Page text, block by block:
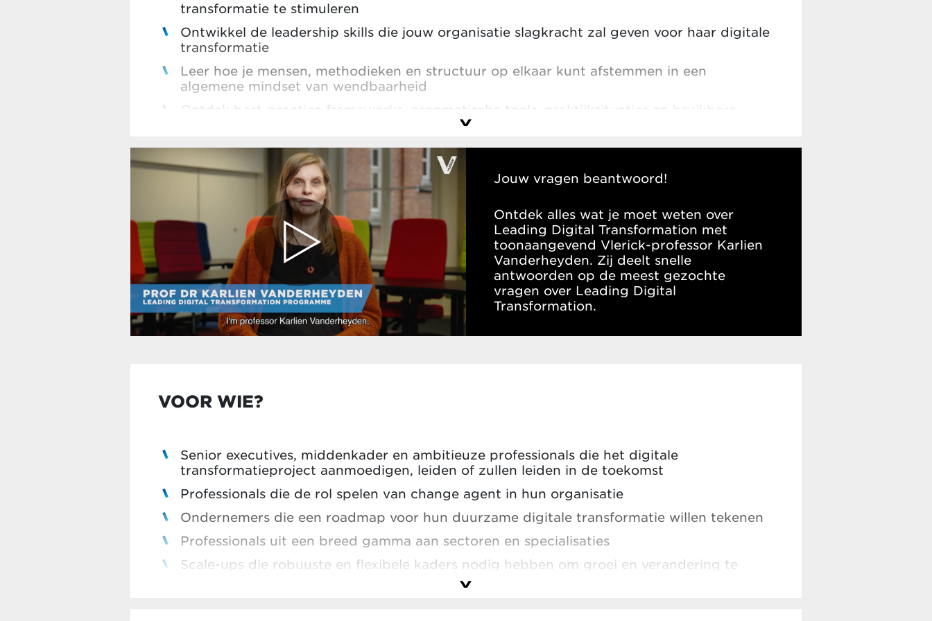
transformatie te stimuleren
Ontwikkel de leadership skills die jouw organisatie slagkracht zal geven voor haar digitale
transformatie
Leer hoe je mensen, methodieken en structuur op elkaar kunt afstemmen in een
algemene mindset van wendbaarheid
Ontdek best-practice frameworks, pragmatische tools, praktijksituaties en bruikbare
Neem even een stap terug van de werkplek en focus op de toekomst van je bedrijf
Jouw vragen beantwoord!
Ontdek alles wat je moet weten over
Leading Digital Transformation met
toonaangevend Vlerick-professor Karlien
Vanderheyden. Zij deelt snelle
antwoorden op de meest gezochte
vragen over Leading Digital
Transformation.
VOOR WIE?
Senior executives, middenkader en ambitieuze professionals die het digitale
transformatieproject aanmoedigen, leiden of zullen leiden in de toekomst
Professionals die de rol spelen van change agent in hun organisatie
Ondernemers die een roadmap voor hun duurzame digitale transformatie willen tekenen
Professionals uit een breed gamma aan sectoren en specialisaties
Scale-ups die robuuste en flexibele kaders nodig hebben om groei en verandering te